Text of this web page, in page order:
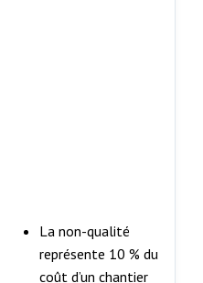
La non-qualité
représente 10 % du
coût d’un chantier